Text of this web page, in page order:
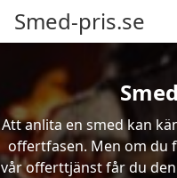
Smed-pris.se
Att anlita en smed kan
offertfasen. Men om du
vår offerttjänst får du